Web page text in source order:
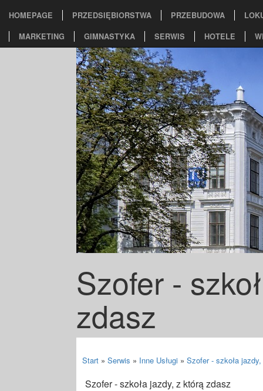
HOMEPAGE PRZEDSIĘBIORSTWA PRZEBUDOWA
MARKETING
GIMNASTYKA SERWIS HOTELE
Szofer -
zdasz
Start » Serwis » Inne Usługi » Szofer - szkoła
Szofer - szkoła jazdy, z którą zdasz